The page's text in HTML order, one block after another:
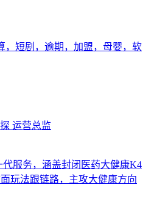
，短剧，逾期，加盟，母婴，软
运营总监
服务，涵盖封闭医药大健康K4
玩法跟链路，主攻大健康方向